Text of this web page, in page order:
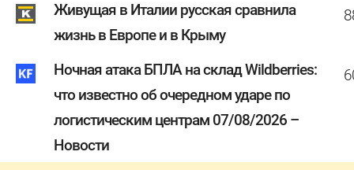
Живущая в Италии русская сравнила
жизнь в Европе и в Крыму
Ночная атака БПЛА на склад Wildberries:
что известно об очередном ударе по
логистическим центрам 07/08/2026 –
Новости